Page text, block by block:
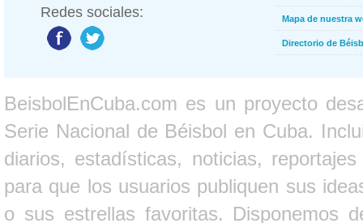
Redes sociales: Mapa de nuestra
Directorio de
BeisbolEnCuba.com es un proyecto
Serie Nacional de Béisbol en Cuba.
diarios, estadísticas, noticias,
para que los usuarios publiquen sus
o sus estrellas favoritas. Disponemos